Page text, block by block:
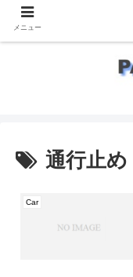
通行止め
Car
メニュー